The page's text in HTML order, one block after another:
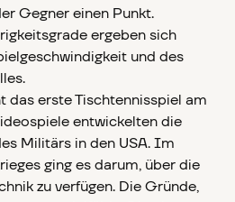
Gegner einen Punkt.
ergeben sich
und des
das erste Tischtennisspiel am
entwickelten die
Militärs in den USA. Im
ging es darum, über die
zu verfügen. Die Gründe,